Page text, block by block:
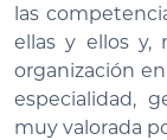
las
ellas y ellos y,
organización
especialidad,
muy valorada